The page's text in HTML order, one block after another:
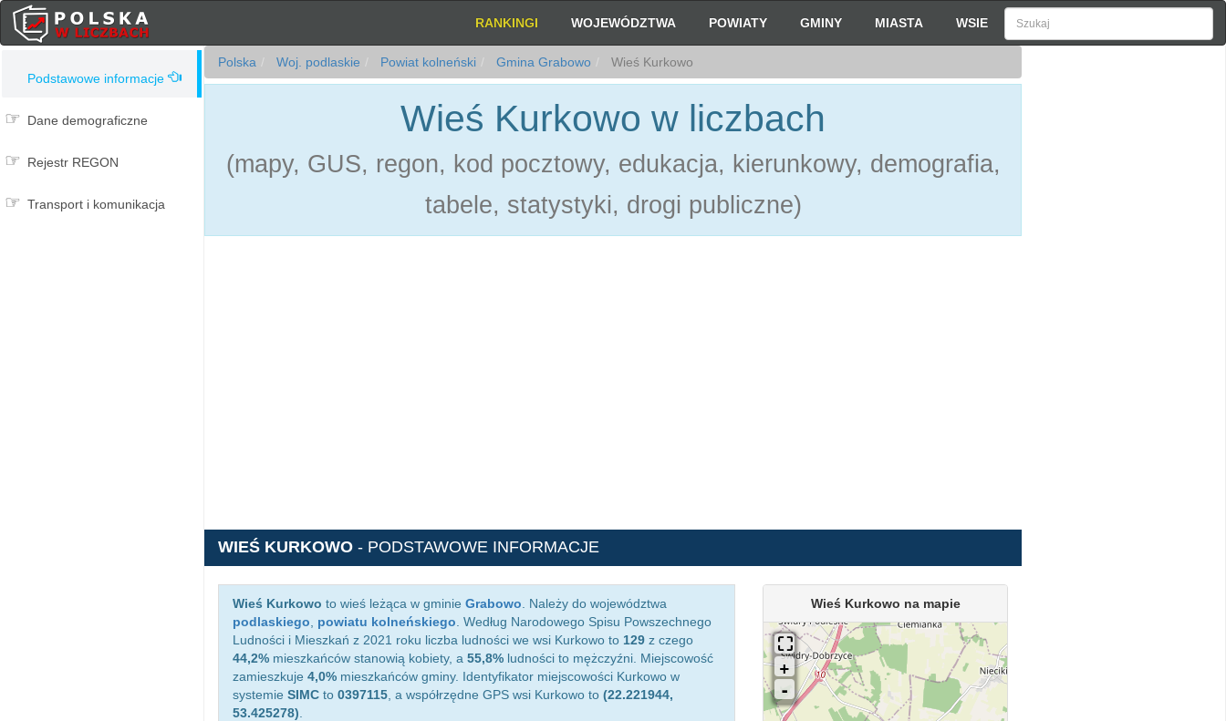
RANKINGI WOJEWÓDZTWA POWIATY GMINY MIASTA WSIE
Podstawowe informacje
Dane demograficzne
Rejestr REGON
Transport i komunikacja
Polska Woj. podlaskie Powiat kolneński Gmina Grabowo Wieś Kurkowo
Wieś Kurkowo w liczbach
(mapy, GUS, regon, kod pocztowy, edukacja, kierunkowy, demografia,
tabele, statystyki, drogi publiczne)
WIEŚ KURKOWO - PODSTAWOWE INFORMACJE
Wieś Kurkowo to wieś leżąca w gminie Grabowo . Należy do województwa
podlaskiego
powiatu kolneńskiego . Według Narodowego Spisu Powszechnego
Ludności i Mieszkań z 2021 roku liczba ludności we wsi Kurkowo to 129 z czego
44,2% mieszkańców stanowią kobiety, a 55,8% ludności to mężczyźni. Miejscowość
zamieszkuje 4,0% mieszkańców gminy. Identyfikator miejscowości Kurkowo w
systemie SIMC to 0397115 , a współrzędne GPS wsi Kurkowo to (22.221944,
53.425278)
Wieś Kurkowo na mapie